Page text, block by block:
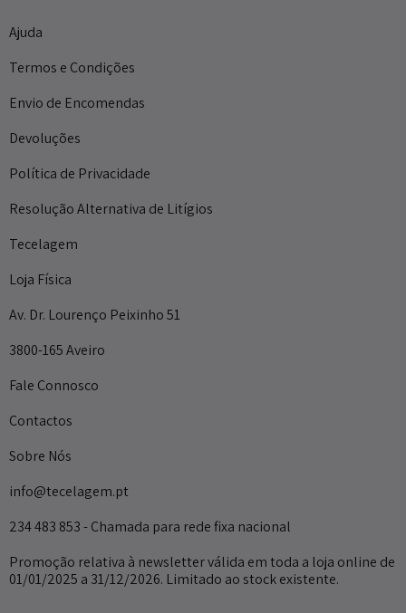
Ajuda
Termos e Condições
Envio de Encomendas
Devoluções
Política de Privacidade
Resolução Alternativa de Litígios
Tecelagem
Loja Física
Av. Dr. Lourenço Peixinho 51
3800-165 Aveiro
Fale Connosco
Contactos
Sobre Nós
info@tecelagem.pt
234 483 853 - Chamada para rede fixa nacional
Promoção relativa à newsletter válida em toda a loja online de
01/01/2025 a 31/12/2026. Limitado ao stock existente.